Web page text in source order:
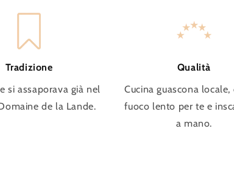
Tradizione
si assaporava già nel
de la Lande.
Qualità
Cucina guascona locale,
fuoco lento per te e
a mano.